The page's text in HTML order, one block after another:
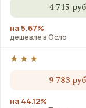
4 715
на 5.67%
дешевле в Осло
★★★
9 783
на 44.12%